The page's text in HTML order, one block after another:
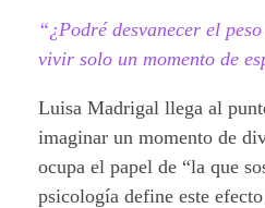
“¿Podré desvanecer el
vivir solo un momento de
Luisa Madrigal llega al
imaginar un momento de
ocupa el papel de “la que
psicología define este